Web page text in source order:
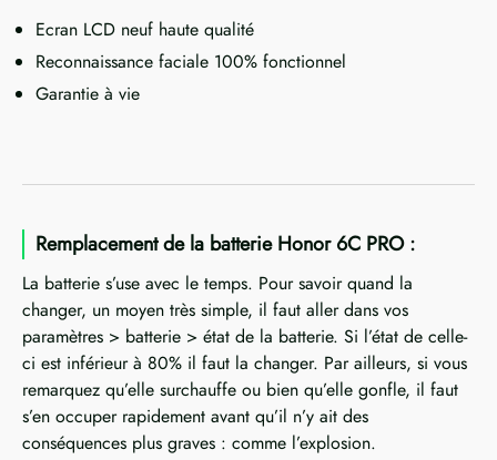
Ecran LCD neuf haute qualité
Reconnaissance faciale 100% fonctionnel
Garantie à vie
Remplacement de la batterie Honor 6C PRO :
La batterie s’use avec le temps. Pour savoir quand la
changer, un moyen très simple, il faut aller dans vos
paramètres > batterie > état de la batterie. Si l’état de celle-
ci est inférieur à 80% il faut la changer. Par ailleurs, si vous
remarquez qu’elle surchauffe ou bien qu’elle gonfle, il faut
s’en occuper rapidement avant qu’il n’y ait des
conséquences plus graves : comme l’explosion.